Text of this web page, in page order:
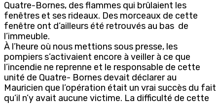
Quatre-Bornes, des flammes qui brûlaient les
fenêtres et ses rideaux. Des morceaux de cette
fenêtre ont d’ailleurs été retrouvés au bas de
l’immeuble.
À l’heure où nous mettions sous presse, les
pompiers s’activaient encore à veiller à ce que
l’incendie ne reprenne et le responsable de cette
unité de Quatre- Bornes devait déclarer au
Mauricien que l’opération était un vrai succès du fait
qu’il n’y avait aucune victime. La difficulté de cette